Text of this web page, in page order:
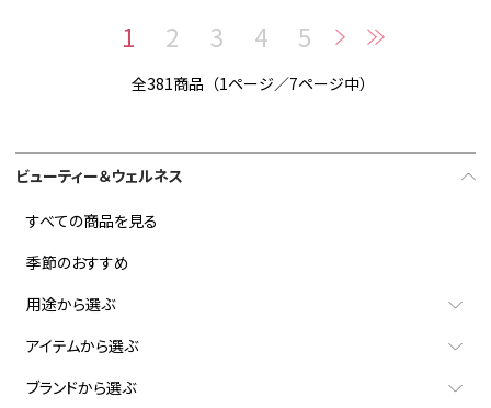
1 2 3 4 5
全381商品（1ページ／7ページ中）
ビューティー＆ウェルネス
すべての商品を見る
季節のおすすめ
用途から選ぶ
アイテムから選ぶ
ブランドから選ぶ